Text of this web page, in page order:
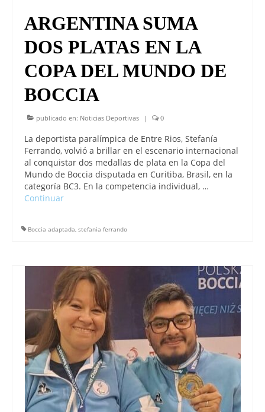
ARGENTINA SUMA
DOS PLATAS EN LA
COPA DEL MUNDO DE
BOCCIA
publicado en: Noticias Deportivas | 0
La deportista paralímpica de Entre Rios, Stefanía
Ferrando, volvió a brillar en el escenario internacional
al conquistar dos medallas de plata en la Copa del
Mundo de Boccia disputada en Curitiba, Brasil, en la
categoría BC3. En la competencia individual, …
Continuar
Boccia adaptada, stefania ferrando